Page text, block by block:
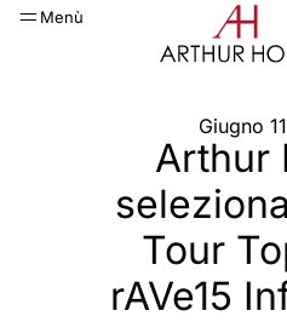
Menù
Giugno
Arthur
Tour
rAVe15